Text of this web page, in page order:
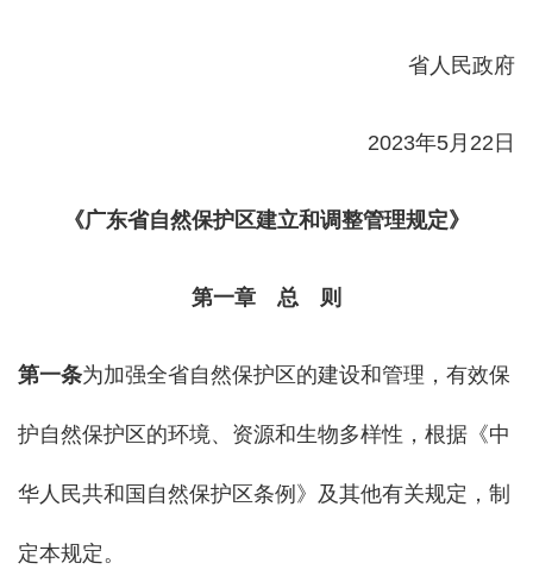
省人民政府
2023年5月22日
《广东省自然保护区建立和调整管理规定》
第一章 总 则
第一条为加强全省自然保护区的建设和管理，有效保
护自然保护区的环境、资源和生物多样性，根据《中
华人民共和国自然保护区条例》及其他有关规定，制
定本规定。